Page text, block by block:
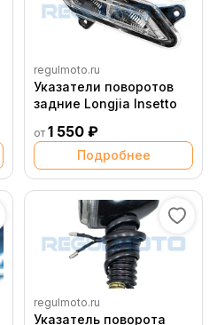
regulmoto.ru
Указатели поворотов
задние Longjia Insetto
от 1 550 ₽
Подробнее
regulmoto.ru
Указатель поворота